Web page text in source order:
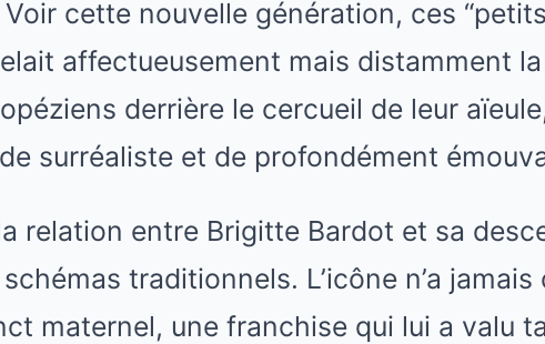
cette nouvelle génération, ces
affectueusement mais distamment
derrière le cercueil de leur
surréaliste et de profondément
relation entre Brigitte Bardot et sa
traditionnels. L’icône n’a jamais
maternel, une franchise qui lui a valu